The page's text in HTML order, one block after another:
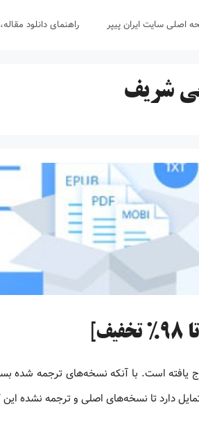
اصلی سایت ایران پیپر راهنمای دانلود
تمایل دارد تا نسخه‌های اصلی و ترجمه نشده